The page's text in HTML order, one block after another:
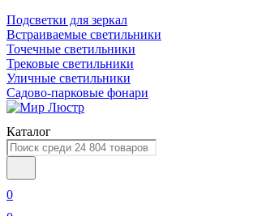
Подсветки для зеркал
Встраиваемые светильники
Точечные светильники
Трековые светильники
Уличные светильники
Садово-парковые фонари
Каталог
0